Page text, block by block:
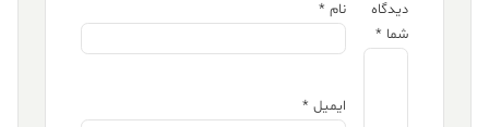
دیدگاه
شما *
نام *
ایمیل *